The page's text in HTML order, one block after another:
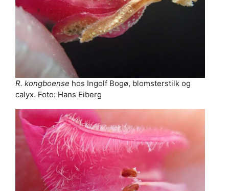
R. kongboense hos Ingolf Bogø, blomsterstilk og
calyx. Foto: Hans Eiberg